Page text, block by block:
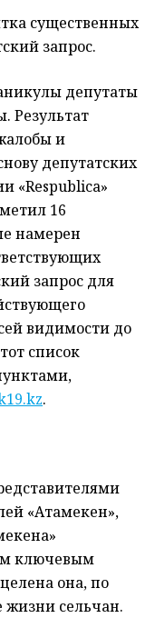
существенных
запрос.
депутаты
Результат
и
депутатских
«Respublica»
16
намерен
запрос для
видимости до
список
.
«Атамекен»,
ключевым
она, по
жизни сельчан.